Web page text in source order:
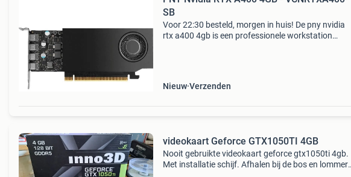
SB
Voor 22:30 besteld, morgen in huis! De pny nvidia
rtx a400 4gb is een professionele workstation
Nieuw Verzenden
videokaart Geforce GTX1050TI 4GB
Nooit gebruikte videokaart geforce gtx1050ti 4gb.
Met installatie schijf. Afhalen bij de bos en lommer